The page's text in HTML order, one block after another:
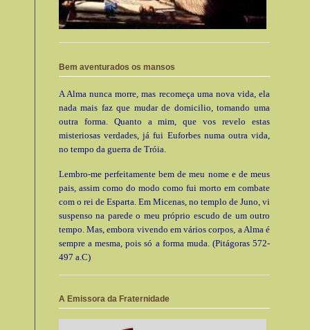
Bem aventurados os mansos
A Alma nunca morre, mas recomeça uma nova vida, ela
nada mais faz que mudar de domicilio, tomando uma
outra forma. Quanto a mim, que vos revelo estas
misteriosas verdades, já fui Euforbes numa outra vida,
no tempo da guerra de Tróia.
Lembro-me perfeitamente bem de meu nome e de meus
pais, assim como do modo como fui morto em combate
com o rei de Esparta. Em Micenas, no templo de Juno, vi
suspenso na parede o meu próprio escudo de um outro
tempo. Mas, embora vivendo em vários corpos, a Alma é
sempre a mesma, pois só a forma muda. (Pitágoras 572-
497 a.C)
A Emissora da Fraternidade